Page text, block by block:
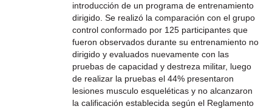
introducción de un programa de entrenamiento
dirigido. Se realizó la comparación con el grupo
control conformado por 125 participantes que
fueron observados durante su entrenamiento no
dirigido y evaluados nuevamente con las
pruebas de capacidad y destreza militar, luego
de realizar la pruebas el 44% presentaron
lesiones musculo esqueléticas y no alcanzaron
la calificación establecida según el Reglamento